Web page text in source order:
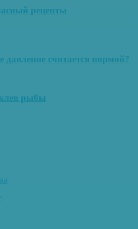
рецепты
давление считается нормой?
рыбы